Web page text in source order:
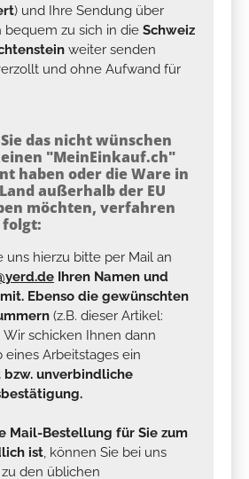
) und Ihre Sendung über
bequem zu sich in die Schweiz
weiter senden
und ohne Aufwand für
das nicht wünschen
"MeinEinkauf.ch"
haben oder die Ware in
außerhalb der EU
möchten, verfahren
folgt:
uns hierzu bitte per Mail an
Ihren Namen und
Ebenso die gewünschten
(z.B. dieser Artikel:
Wir schicken Ihnen dann
eines Arbeitstages ein
bzw. unverbindliche
Mail-Bestellung für Sie zum
ist, können Sie bei uns
den üblichen